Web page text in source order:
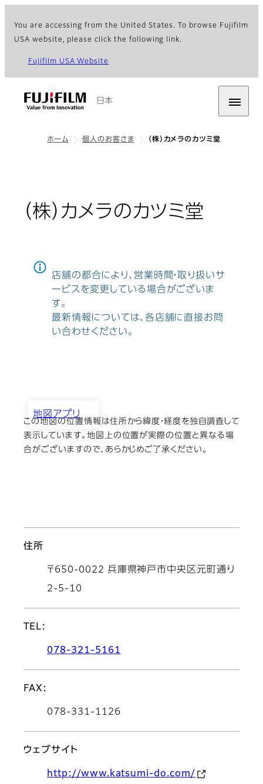
You are accessing from the United States. To browse Fujifilm
USA website, please click the following link.
Fujifilm USA Website
日本
ホーム 個人のお客さま （株）カメラのカツミ堂
（株）カメラのカツミ堂
店舗の都合により、営業時間・取り扱いサ
ービスを変更している場合がございま
す。
最新情報については、各店舗に直接お問
い合わせください。
（株）カメラのカツミ堂
地図アプリ
この地図の位置情報は住所から緯度・経度を独自調査して
表示しています。地図上の位置が実際の位置と異なる場
合がございますので、あらかじめご了承ください。
住所
〒650-0022 兵庫県神戸市中央区元町通り
2-5-10
TEL:
078-321-5161
FAX:
078-331-1126
ウェブサイト
http://www.katsumi-do.com/